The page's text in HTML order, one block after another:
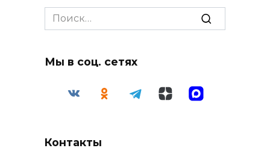
Search
for:
Мы в соц. сетях
Контакты